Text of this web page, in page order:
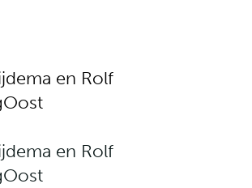
en Rolf
en Rolf